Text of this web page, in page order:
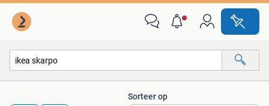
Sorteer op